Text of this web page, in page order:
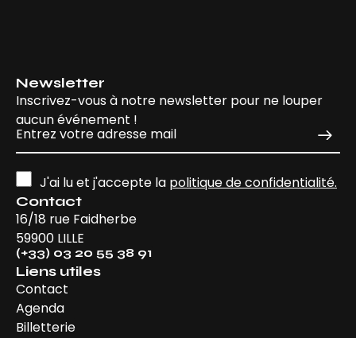
Contact
16/18 rue Faidherbe
59900 LILLE
(+33) 03 20 55 38 91
Liens utiles
Contact
Agenda
Billetterie
Newsletter
Inscrivez-vous à notre newsletter pour ne louper
aucun événement !
J'ai lu et j'accepte la politique de confidentialité.